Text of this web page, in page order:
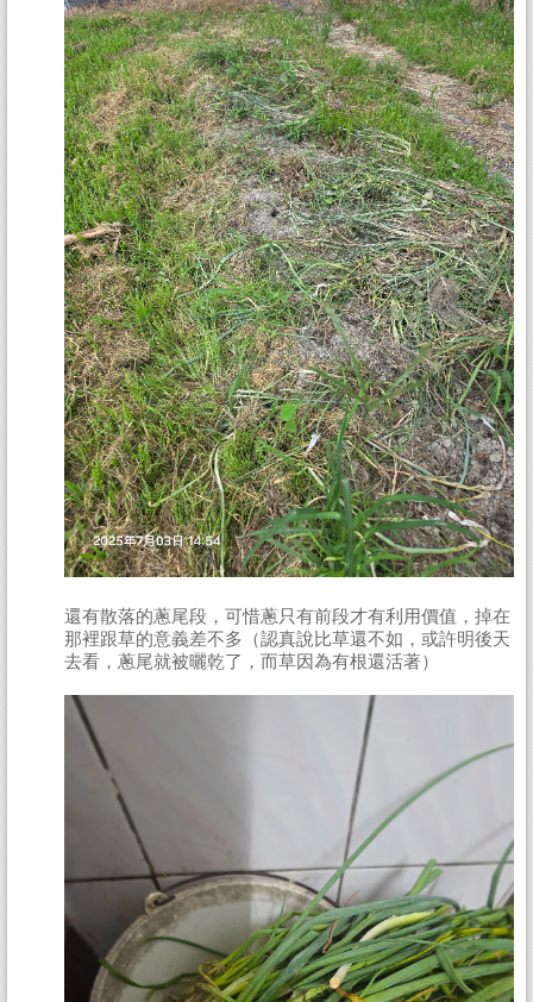
還有散落的蔥尾段，可惜蔥只有前段才有利用價值，掉在
那裡跟草的意義差不多（認真說比草還不如，或許明後天
去看，蔥尾就被曬乾了，而草因為有根還活著）